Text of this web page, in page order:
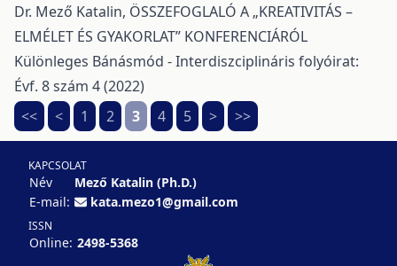
Dr. Mező Katalin, ÖSSZEFOGLALÓ A „KREATIVITÁS –
ELMÉLET ÉS GYAKORLAT” KONFERENCIÁRÓL
Különleges Bánásmód - Interdiszciplináris folyóirat:
Évf. 8 szám 4 (2022)
<<
< 1 2 3 4 5 > >>
KAPCSOLAT
Név
Mező Katalin (Ph.D.)
E-mail:
kata.mezo1@gmail.com
ISSN
Online: 2498-5368